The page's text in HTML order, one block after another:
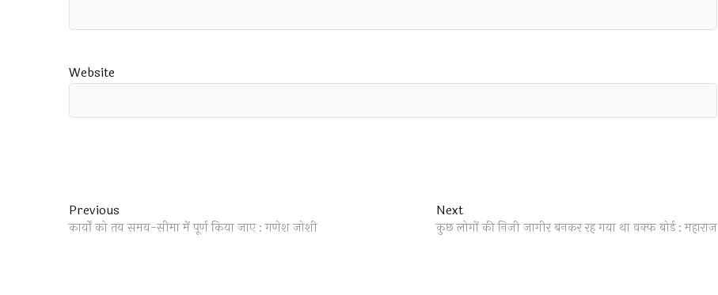
Website
Post
navigation
Previous
post:
कार्यों को तय समय-सीमा में पूर्ण किया जाए : गणेश जोशी
NextNext
post:
कुछ लोगों की निजी जागीर बनकर रह गया था वक्फ बोर्ड : महाराज